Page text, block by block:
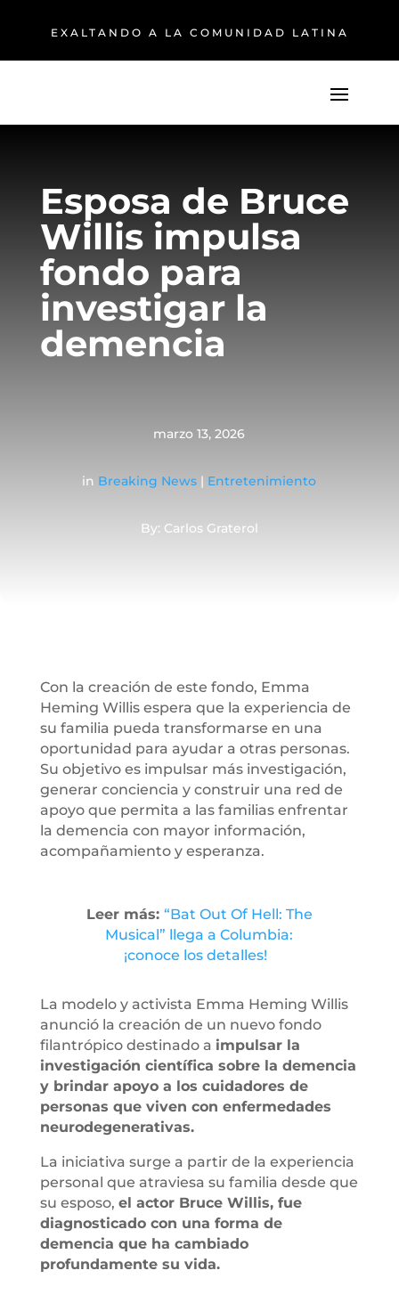
EXALTANDO A LA COMUNIDAD LATINA
Esposa de Bruce
Willis impulsa
fondo para
investigar la
demencia
marzo 13, 2026
in Breaking News | Entretenimiento
By: Carlos Graterol
Con la creación de este fondo, Emma
Heming Willis espera que la experiencia de
su familia pueda transformarse en una
oportunidad para ayudar a otras personas.
Su objetivo es impulsar más investigación,
generar conciencia y construir una red de
apoyo que permita a las familias enfrentar
la demencia con mayor información,
acompañamiento y esperanza.
Leer más: “Bat Out Of Hell: The
Musical” llega a Columbia:
¡conoce los detalles!
La modelo y activista Emma Heming Willis
anunció la creación de un nuevo fondo
filantrópico destinado a impulsar la
investigación científica sobre la demencia
y brindar apoyo a los cuidadores de
personas que viven con enfermedades
neurodegenerativas.
La iniciativa surge a partir de la experiencia
personal que atraviesa su familia desde que
su esposo, el actor Bruce Willis, fue
diagnosticado con una forma de
demencia que ha cambiado
profundamente su vida.